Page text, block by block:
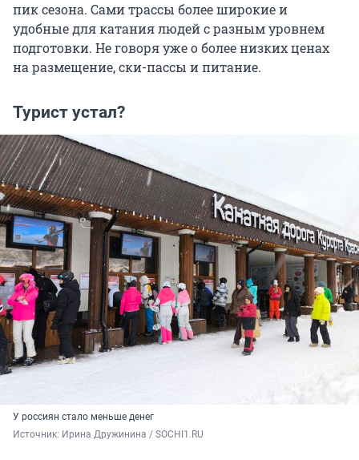
пик сезона. Сами трассы более широкие и
удобные для катания людей с разным уровнем
подготовки. Не говоря уже о более низких ценах
на размещение, ски-пассы и питание.
Турист устал?
У россиян стало меньше денег
Источник: Ирина Дружинина / SOCHI1.RU